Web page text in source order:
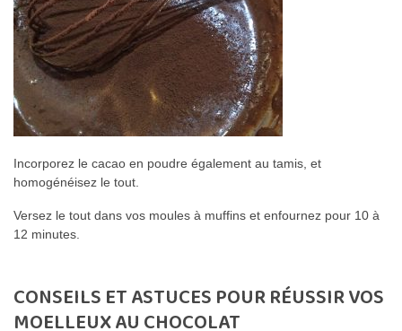
Incorporez le cacao en poudre également au tamis, et
homogénéisez le tout.
Versez le tout dans vos moules à muffins et enfournez pour 10 à
12 minutes.
CONSEILS ET ASTUCES POUR RÉUSSIR VOS
MOELLEUX AU CHOCOLAT